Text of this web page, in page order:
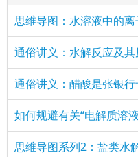
思维导图：水溶液中的
通俗讲义：水解反应及其
通俗讲义：醋酸是张银行
如何规避有关“电解质溶
思维导图系列2：盐类水